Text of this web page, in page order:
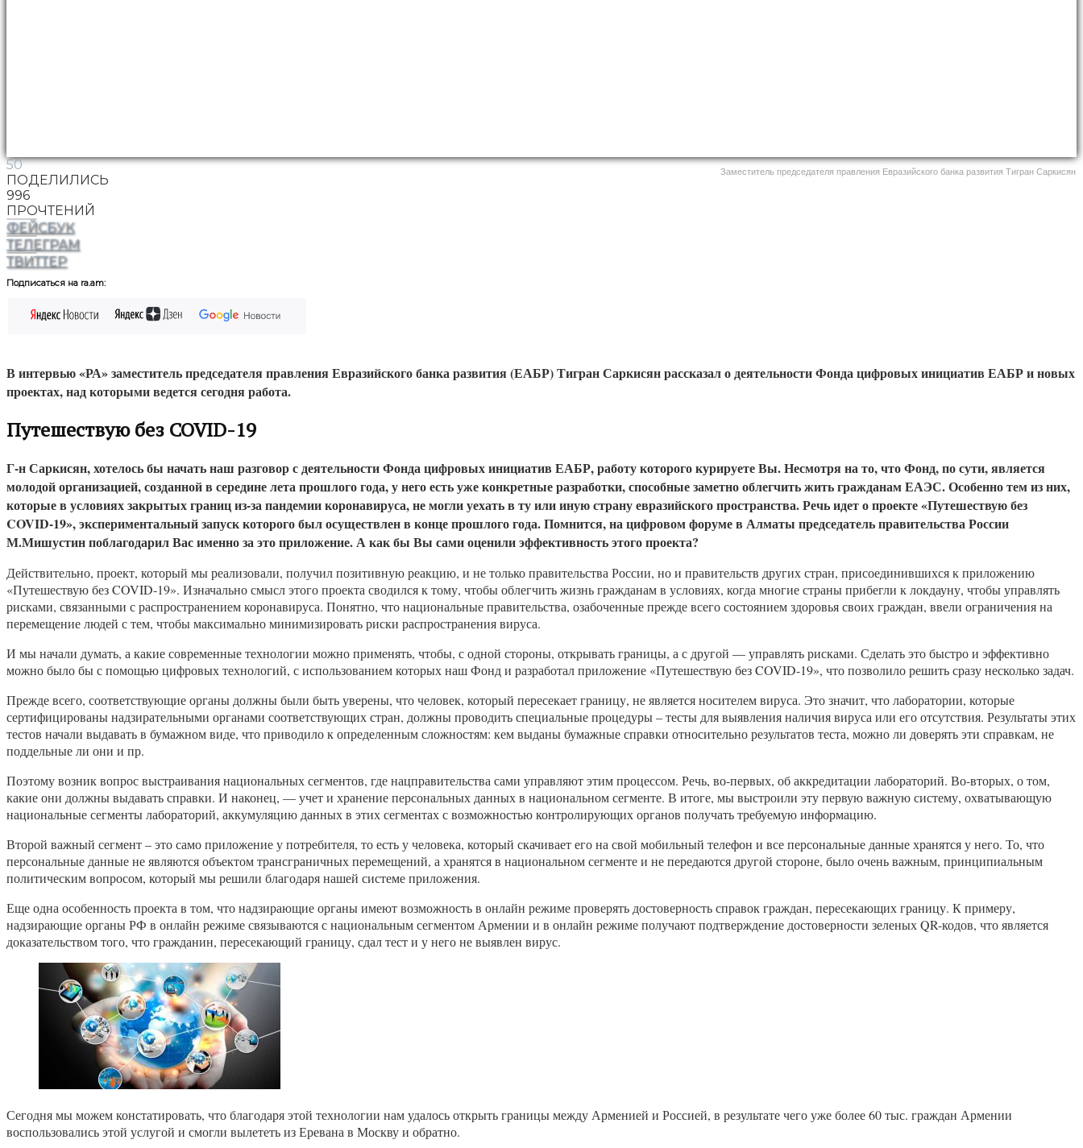
Заместитель председателя правления Евразийского банка развития Тигран Саркисян
50
ПОДЕЛИЛИСЬ
996
ПРОЧТЕНИЙ
ФЕЙСБУК
ТЕЛЕГРАМ
ТВИТТЕР
Подписаться на ra.am:
В интервью «РА» заместитель председателя правления Евразийского банка развития (ЕАБР) Тигран Саркисян рассказал о деятельности Фонда цифровых инициатив ЕАБР и новых
проектах, над которыми ведется сегодня работа.
Путешествую без COVID-19
Г-н Саркисян, хотелось бы начать наш разговор с деятельности Фонда цифровых инициатив ЕАБР, работу которого курируете Вы. Несмотря на то, что Фонд, по сути, является
молодой организацией, созданной в середине лета прошлого года, у него есть уже конкретные разработки, способные заметно облегчить жить гражданам ЕАЭС. Особенно тем из них,
которые в условиях закрытых границ из-за пандемии коронавируса, не могли уехать в ту или иную страну евразийского пространства. Речь идет о проекте «Путешествую без
COVID-19», экспериментальный запуск которого был осуществлен в конце прошлого года. Помнится, на цифровом форуме в Алматы председатель правительства России
М.Мишустин поблагодарил Вас именно за это приложение. А как бы Вы сами оценили эффективность этого проекта?
Действительно, проект, который мы реализовали, получил позитивную реакцию, и не только правительства России, но и правительств других стран, присоединившихся к приложению
«Путешествую без COVID-19». Изначально смысл этого проекта сводился к тому, чтобы облегчить жизнь гражданам в условиях, когда многие страны прибегли к локдауну, чтобы управлять
рисками, связанными с распространением коронавируса. Понятно, что национальные правительства, озабоченные прежде всего состоянием здоровья своих граждан, ввели ограничения на
перемещение людей с тем, чтобы максимально минимизировать риски распространения вируса.
И мы начали думать, а какие современные технологии можно применять, чтобы, с одной стороны, открывать границы, а с другой — управлять рисками. Сделать это быстро и эффективно
можно было бы с помощью цифровых технологий, с использованием которых наш Фонд и разработал приложение «Путешествую без COVID-19», что позволило решить сразу несколько задач.
Прежде всего, соответствующие органы должны были быть уверены, что человек, который пересекает границу, не является носителем вируса. Это значит, что лаборатории, которые
сертифицированы надзирательными органами соответствующих стран, должны проводить специальные процедуры – тесты для выявления наличия вируса или его отсутствия. Результаты этих
тестов начали выдавать в бумажном виде, что приводило к определенным сложностям: кем выданы бумажные справки относительно результатов теста, можно ли доверять эти справкам, не
поддельные ли они и пр.
Поэтому возник вопрос выстраивания национальных сегментов, где нацправительства сами управляют этим процессом. Речь, во-первых, об аккредитации лабораторий. Во-вторых, о том,
какие они должны выдавать справки. И наконец, — учет и хранение персональных данных в национальном сегменте. В итоге, мы выстроили эту первую важную систему, охватывающую
национальные сегменты лабораторий, аккумуляцию данных в этих сегментах с возможностью контролирующих органов получать требуемую информацию.
Второй важный сегмент – это само приложение у потребителя, то есть у человека, который скачивает его на свой мобильный телефон и все персональные данные хранятся у него. То, что
персональные данные не являются объектом трансграничных перемещений, а хранятся в национальном сегменте и не передаются другой стороне, было очень важным, принципиальным
политическим вопросом, который мы решили благодаря нашей системе приложения.
Еще одна особенность проекта в том, что надзирающие органы имеют возможность в онлайн режиме проверять достоверность справок граждан, пересекающих границу. К примеру,
надзирающие органы РФ в онлайн режиме связываются с национальным сегментом Армении и в онлайн режиме получают подтверждение достоверности зеленых QR-кодов, что является
доказательством того, что гражданин, пересекающий границу, сдал тест и у него не выявлен вирус.
Сегодня мы можем констатировать, что благодаря этой технологии нам удалось открыть границы между Арменией и Россией, в результате чего уже более 60 тыс. граждан Армении
воспользовались этой услугой и смогли вылететь из Еревана в Москву и обратно.